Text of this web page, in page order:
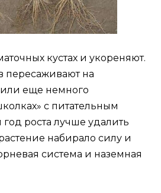
кустах и укореняют.
пересаживают на
или еще немного
с питательным
роста лучше удалить
набирало силу и
система и наземная